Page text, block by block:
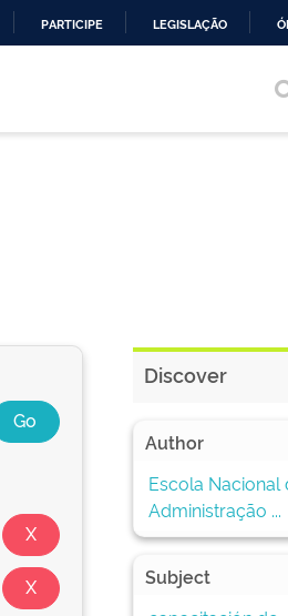
PARTICIPE LEGISLAÇÃO
Discover
Author
Escola Nacional
Administração ...
Subject